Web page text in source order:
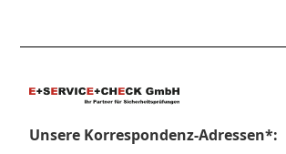
Unsere Korrespondenz-Adressen*: